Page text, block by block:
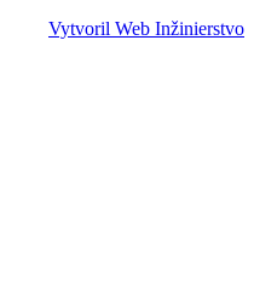
Vytvoril Web Inžinierstvo